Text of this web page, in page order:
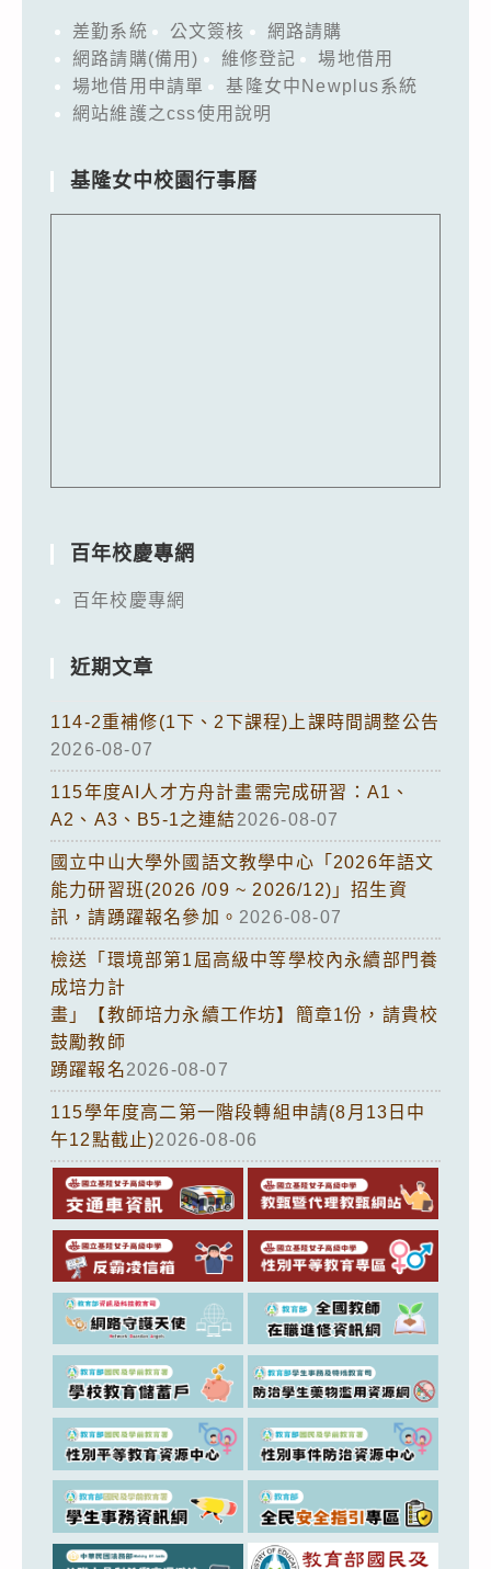
差勤系統 公文簽核
網路請購
網路請購(備用)
維修登記
場地借用
場地借用申請單
基隆女中Newplus系統
網站維護之css使用說明
基隆女中校園行事曆
百年校慶專網
百年校慶專網
近期文章
114-2重補修(1下、2下課程)上課時間調整公告
2026-08-07
115年度AI人才方舟計畫需完成研習：A1、
A2、A3、B5-1之連結2026-08-07
國立中山大學外國語文教學中心「2026年語文
能力研習班(2026 /09 ~ 2026/12)」招生資
訊，請踴躍報名參加。 2026-08-07
檢送「環境部第1屆高級中等學校內永續部門養
成培力計
畫」【教師培力永續工作坊】簡章1份，請貴校
鼓勵教師
踴躍報名2026-08-07
115學年度高二第一階段轉組申請(8月13日中
午12點截止)2026-08-06